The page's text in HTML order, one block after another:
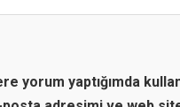
yorum yaptığımda